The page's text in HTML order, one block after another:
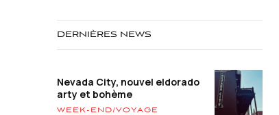
DERNIÈRES NEWS
Nevada City, nouvel eldorado
arty et bohème
WEEK-END/VOYAGE